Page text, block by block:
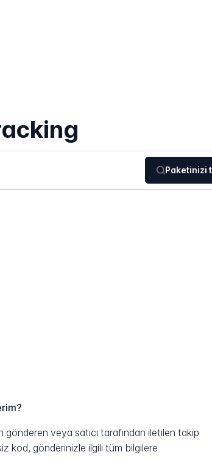
Paketinizi
veya satıcı tarafından iletilen takip
kod, gönderinizle ilgili tüm bilgilere